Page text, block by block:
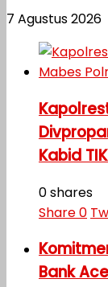
7 Agustus 2026
Kabid
0 shares
Share0
Bank